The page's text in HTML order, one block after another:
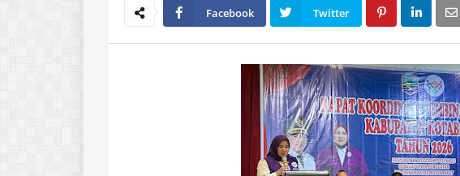
Facebook Twitter